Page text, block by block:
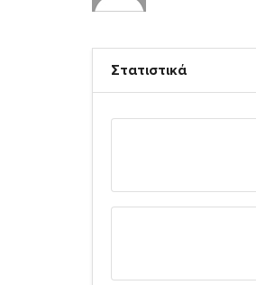
Στατιστικά